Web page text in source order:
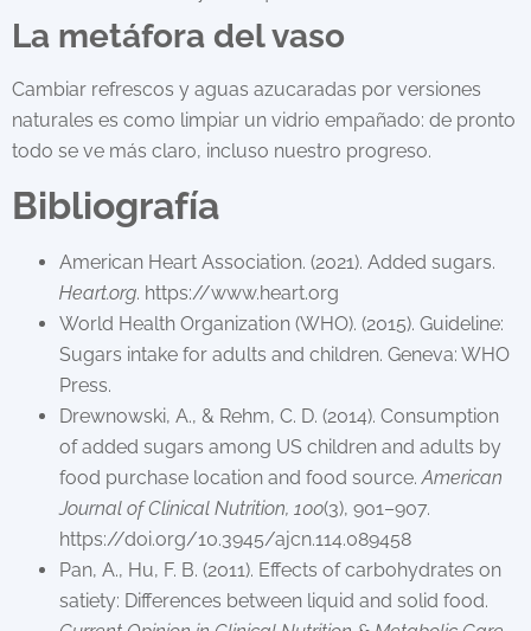
La metáfora del vaso
Cambiar refrescos y aguas azucaradas por versiones
naturales es como limpiar un vidrio empañado: de pronto
todo se ve más claro, incluso nuestro progreso.
Bibliografía
American Heart Association. (2021). Added sugars.
Heart.org. https://www.heart.org
World Health Organization (WHO). (2015). Guideline:
Sugars intake for adults and children. Geneva: WHO
Press.
Drewnowski, A., & Rehm, C. D. (2014). Consumption
of added sugars among US children and adults by
food purchase location and food source.American
Journal of Clinical Nutrition, 100(3), 901–907.
https://doi.org/10.3945/ajcn.114.089458
Pan, A., Hu, F. B. (2011). Effects of carbohydrates on
satiety: Differences between liquid and solid food.